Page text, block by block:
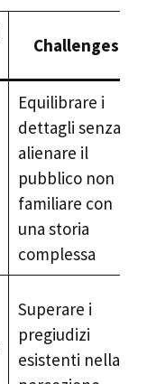
Challenges
Equilibrare i
dettagli senza
alienare il
pubblico non
familiare con
una storia
complessa
Superare i
pregiudizi
esistenti nella